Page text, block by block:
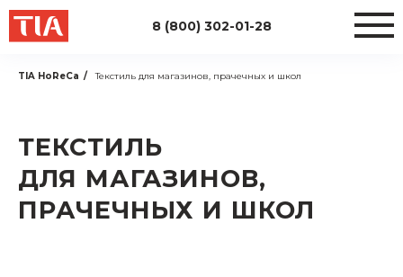
8 (800) 302-01-28
TIA HoReCa / Текстиль для магазинов, прачечных и школ
ТЕКСТИЛЬ
ДЛЯ МАГАЗИНОВ,
ПРАЧЕЧНЫХ И ШКОЛ